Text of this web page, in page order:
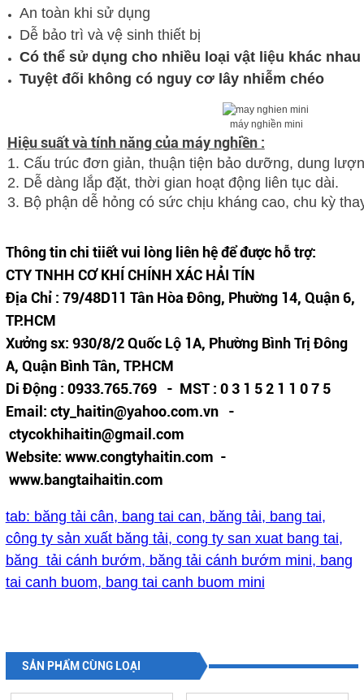
An toàn khi sử dụng
Dễ bảo trì và vệ sinh thiết bị
Có thể sử dụng cho nhiều loại vật liệu khác nhau
Tuyệt đối không có nguy cơ lây nhiễm chéo
máy nghiền mini
Hiệu suất và tính năng của máy nghiền :
1. Cấu trúc đơn giản, thuận tiện bảo dưỡng, dung
2. Dễ dàng lắp đặt, thời gian hoạt động liên tục dài.
3. Bộ phận dễ hỏng có sức chịu kháng cao, chu kỳ
Thông tin chi tiiết vui lòng liên hệ để được hỗ trợ:
CTY TNHH CƠ KHÍ CHÍNH XÁC HẢI TÍN
Địa Chỉ : 79/48D11 Tân Hòa Đông, Phường 14, Quận 6,
TP.HCM
Xưởng sx: 930/8/2 Quốc Lộ 1A, Phường Bình Trị Đông
A, Quận Bình Tân, TP.HCM
Di Động : 0933.765.769 - MST : 0 3 1 5 2 1 1 0 7 5
Email: cty_haitin@yahoo.com.vn -
ctycokhihaitin@gmail.com
Website: www.congtyhaitin.com -
www.bangtaihaitin.com
tab: băng tải cân, bang tai can, băng tải, bang tai,
công ty sản xuất băng tải, cong ty san xuat bang tai,
băng tải cánh bướm, băng tải cánh bướm mini, bang
tai canh buom, bang tai canh buom mini
SẢN PHẨM CÙNG LOẠI